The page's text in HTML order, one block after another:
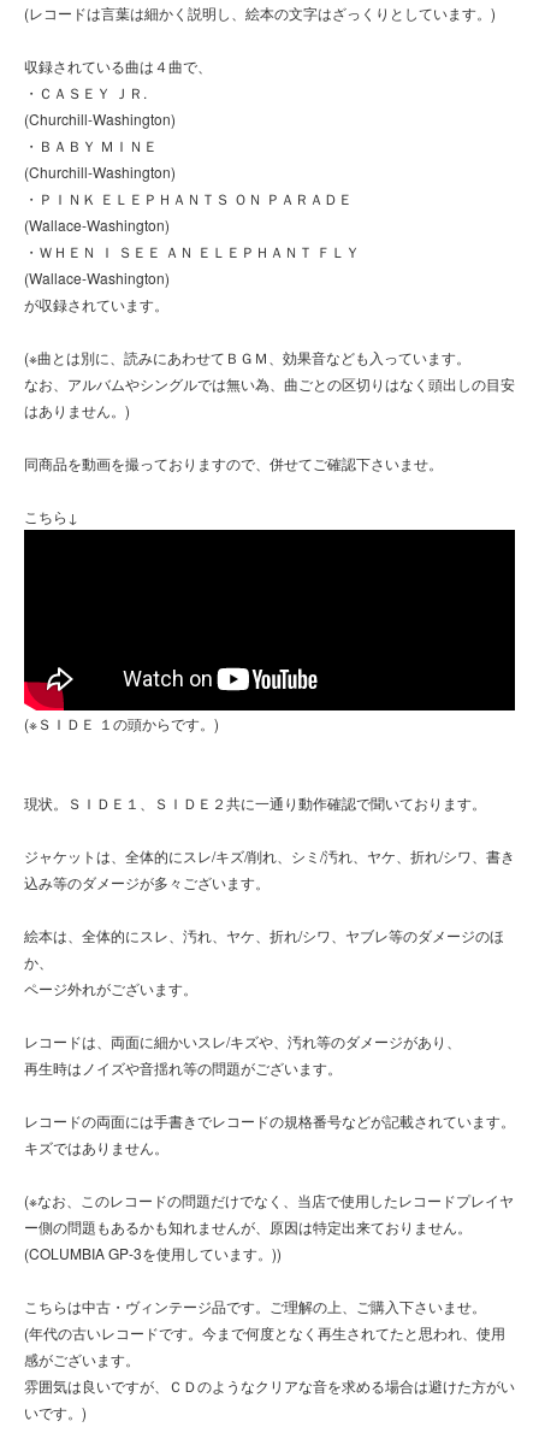
(レコードは言葉は細かく説明し、絵本の文字はざっくりとしています。)
収録されている曲は４曲で、
・ＣＡＳＥＹ ＪＲ.
(Churchill-Washington)
・ＢＡＢＹ ＭＩＮＥ
(Churchill-Washington)
・ＰＩＮＫ ＥＬＥＰＨＡＮＴＳ ＯＮ ＰＡＲＡＤＥ
(Wallace-Washington)
・ＷＨＥＮ Ｉ ＳＥＥ ＡＮ ＥＬＥＰＨＡＮＴ ＦＬＹ
(Wallace-Washington)
が収録されています。
(※曲とは別に、読みにあわせてＢＧＭ、効果音なども入っています。
なお、アルバムやシングルでは無い為、曲ごとの区切りはなく頭出しの目安
はありません。)
同商品を動画を撮っておりますので、併せてご確認下さいませ。
こちら↓
(※ＳＩＤＥ １の頭からです。)
現状。ＳＩＤＥ１、ＳＩＤＥ２共に一通り動作確認で聞いております。
ジャケットは、全体的にスレ/キズ/削れ、シミ/汚れ、ヤケ、折れ/シワ、書き
込み等のダメージが多々ございます。
絵本は、全体的にスレ、汚れ、ヤケ、折れ/シワ、ヤブレ等のダメージのほ
か、
ページ外れがございます。
レコードは、両面に細かいスレ/キズや、汚れ等のダメージがあり、
再生時はノイズや音揺れ等の問題がございます。
レコードの両面には手書きでレコードの規格番号などが記載されています。
キズではありません。
(※なお、このレコードの問題だけでなく、当店で使用したレコードプレイヤ
ー側の問題もあるかも知れませんが、原因は特定出来ておりません。
(COLUMBIA GP-3を使用しています。))
こちらは中古・ヴィンテージ品です。ご理解の上、ご購入下さいませ。
(年代の古いレコードです。今まで何度となく再生されてたと思われ、使用
感がございます。
雰囲気は良いですが、ＣＤのようなクリアな音を求める場合は避けた方がい
いです。)